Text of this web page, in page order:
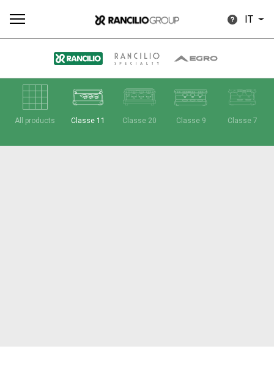
IT
All products Classe 11 Classe 20 Classe 9 Classe 7
Tutti Prodotti News Download Altro